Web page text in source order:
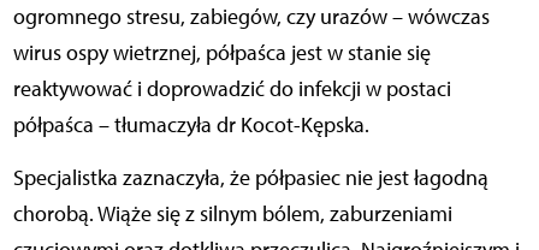
ogromnego stresu, zabiegów, czy urazów – wówczas
wirus ospy wietrznej, półpaśca jest w stanie się
reaktywować i doprowadzić do infekcji w postaci
półpaśca – tłumaczyła dr Kocot-Kępska.
Specjalistka zaznaczyła, że półpasiec nie jest łagodną
chorobą. Wiąże się z silnym bólem, zaburzeniami